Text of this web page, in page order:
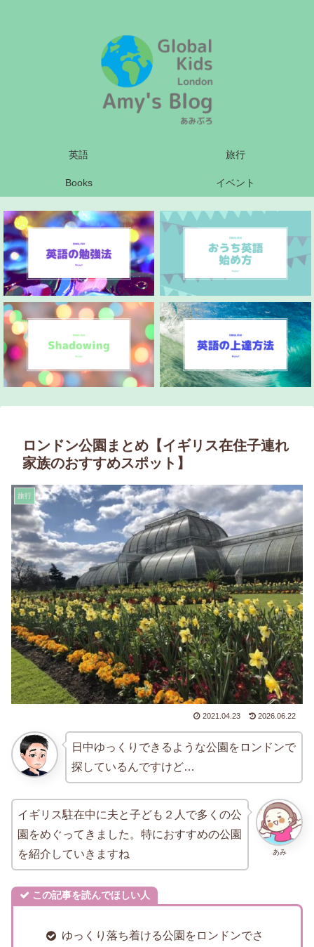
英語 旅行
Books イベント
ロンドン公園まとめ【イギリス在住子連れ
家族のおすすめスポット】
旅行
2021.04.23 2026.06.22
日中ゆっくりできるような公園をロンドンで
探しているんですけど…
あみ
イギリス駐在中に夫と子ども２人で多くの公
園をめぐってきました。特におすすめの公園
を紹介していきますね
この記事を読んでほしい人
ゆっくり落ち着ける公園をロンドンでさ